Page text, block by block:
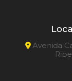
Avenida